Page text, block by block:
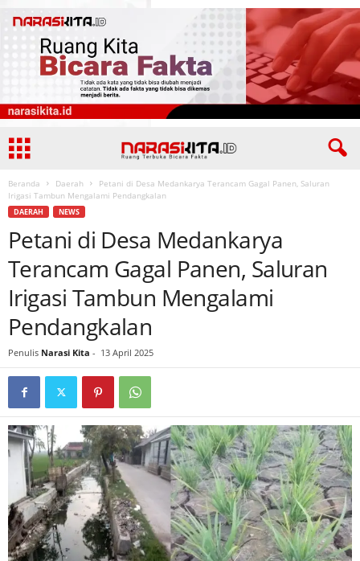
Beranda Daerah
Petani di Desa Medankarya Terancam Gagal Panen, Saluran
Irigasi Tambun Mengalami Pendangkalan
DAERAH NEWS
Petani di Desa Medankarya
Terancam Gagal Panen, Saluran
Irigasi Tambun Mengalami
Pendangkalan
Penulis Narasi Kita - 13 April 2025